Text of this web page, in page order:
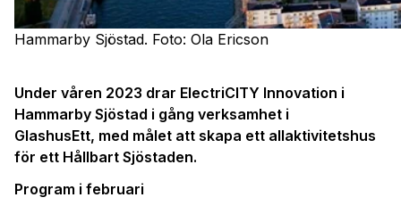
Hammarby Sjöstad. Foto: Ola Ericson
Under våren 2023 drar ElectriCITY Innovation i
Hammarby Sjöstad i gång verksamhet i
GlashusEtt, med målet att skapa ett allaktivitetshus
för ett Hållbart Sjöstaden.
Program i februari